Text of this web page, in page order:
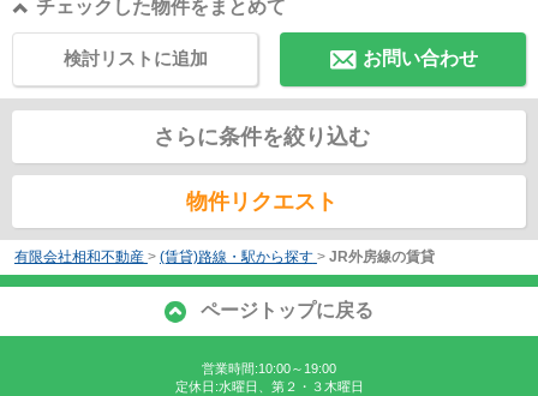
チェックした物件をまとめて
お問い合わせ
検討リストに追加
さらに条件を絞り込む
物件リクエスト
有限会社相和不動産 > (賃貸)路線・駅から探す > JR外房線の賃貸
ページトップに戻る
営業時間:10:00～19:00
定休日:水曜日、第２・３木曜日